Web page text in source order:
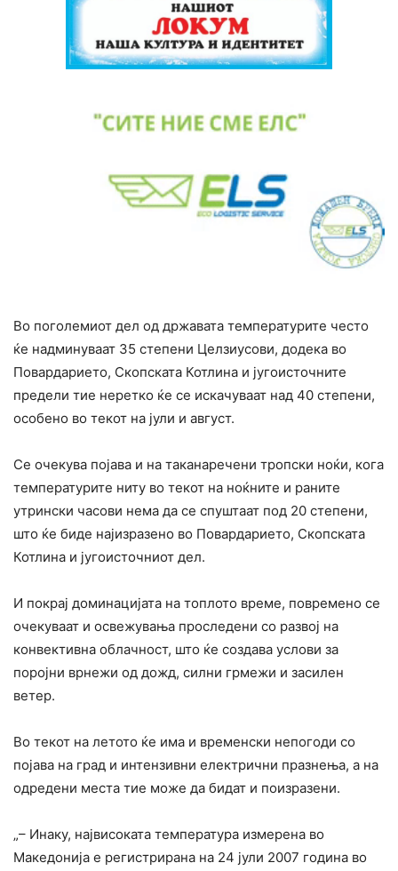
Во поголемиот дел од државата температурите често
ќе надминуваат 35 степени Целзиусови, додека во
Повардарието, Скопската Котлина и југоисточните
предели тие неретко ќе се искачуваат над 40 степени,
особено во текот на јули и август.
Се очекува појава и на таканаречени тропски ноќи, кога
температурите ниту во текот на ноќните и раните
утрински часови нема да се спуштаат под 20 степени,
што ќе биде најизразено во Повардарието, Скопската
Котлина и југоисточниот дел.
И покрај доминацијата на топлото време, повремено се
очекуваат и освежувања проследени со развој на
конвективна облачност, што ќе создава услови за
поројни врнежи од дожд, силни грмежи и засилен
ветер.
Во текот на летото ќе има и временски непогоди со
појава на град и интензивни електрични празнења, а на
одредени места тие може да бидат и поизразени.
„– Инаку, највисоката температура измерена во
Македонија е регистрирана на 24 јули 2007 година во